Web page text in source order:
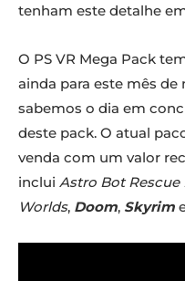
tenham este detalhe
O PS VR Mega Pack
ainda para este mês
sabemos o dia em
deste pack. O atual
venda com um valor
inclui Astro Bot Rescue
Worlds, Doom, Skyrim